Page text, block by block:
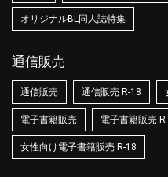
オリジナルBL同人誌特集
通信販売
通信販売 通信販売 R-18
電子書籍販売 電子書籍販売
女性向け電子書籍販売 R-18